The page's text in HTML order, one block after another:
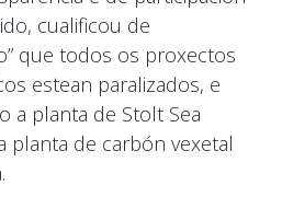
cualificou de
que todos os proxectos
estean paralizados, e
a planta de Stolt Sea
planta de carbón vexetal